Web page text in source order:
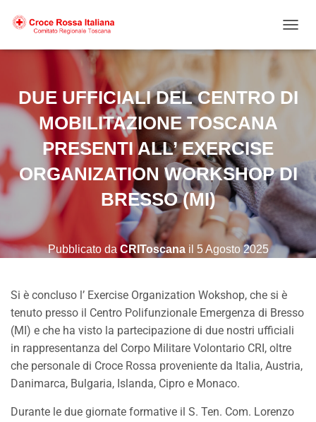
DUE UFFICIALI DEL CENTRO DI
MOBILITAZIONE TOSCANA
PRESENTI ALL’ EXERCISE
ORGANIZATION WORKSHOP DI
BRESSO (MI)
Pubblicato da CRIToscanail 5 Agosto 2025
Si è concluso l’ Exercise Organization Wokshop, che si è
tenuto presso il Centro Polifunzionale Emergenza di Bresso
(MI) e che ha visto la partecipazione di due nostri ufficiali
in rappresentanza del Corpo Militare Volontario CRI, oltre
che personale di Croce Rossa proveniente da Italia, Austria,
Danimarca, Bulgaria, Islanda, Cipro e Monaco.
Durante le due giornate formative il S. Ten. Com. Lorenzo